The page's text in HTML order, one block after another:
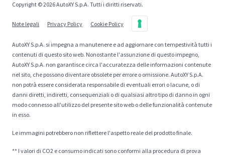
Copyright © 2026 AutoXY S.p.A. Tutti i diritti riservati.
Note legali Privacy Policy Cookie Policy
AutoXY S.p.A. si impegna a manutenere e ad aggiornare con tempestività tutti i
contenuti di questo sito web. Nonostante l'assunzione di questo impegno,
AutoXY S.p.A. non garantisce circa l'accuratezza delle informazioni contenute
nel sito, che possono diventare obsolete per errore o omissione. AutoXY S.p.A.
non potrà essere considerata responsabile di eventuali errori o lacune, o di
danni diretti, indiretti, consequenziali o di qualsiasi altro tipo di danno in ogni
modo connesso all'utilizzo del presente sito web o delle funzionalità contenute
in esso.
Le immagini potrebbero non riflettere l'aspetto reale del prodotto finale.
** I valori di CO2 e consumo indicati sono conformi alla procedura di prova